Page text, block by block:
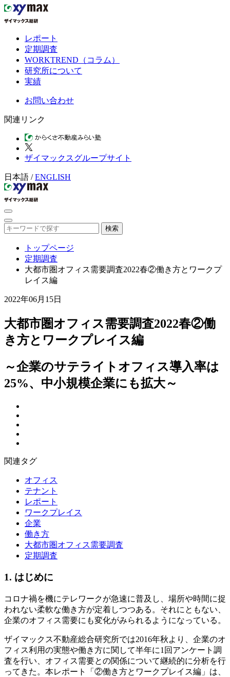
レポート
定期調査
WORKTREND（コラム）
研究所について
実績
お問い合わせ
関連リンク
ザイマックスグループサイト
日本語 /ENGLISH
検索
トップページ
定期調査
大都市圏オフィス需要調査2022春②働き方とワークプ
レイス編
2022年06月15日
大都市圏オフィス需要調査2022春②働
き方とワークプレイス編
～企業のサテライトオフィス導入率は
25%、中小規模企業にも拡大～
関連タグ
オフィス
テナント
レポート
ワークプレイス
企業
働き方
大都市圏オフィス需要調査
定期調査
1. はじめに
コロナ禍を機にテレワークが急速に普及し、場所や時間に捉
われない柔軟な働き方が定着しつつある。それにともない、
企業のオフィス需要にも変化がみられるようになっている。
ザイマックス不動産総合研究所では2016年秋より、企業のオ
フィス利用の実態や働き方に関して半年に1回アンケート調
査を行い、オフィス需要との関係について継続的に分析を行
ってきた。本レポート「②働き方とワークプレイス編」は、